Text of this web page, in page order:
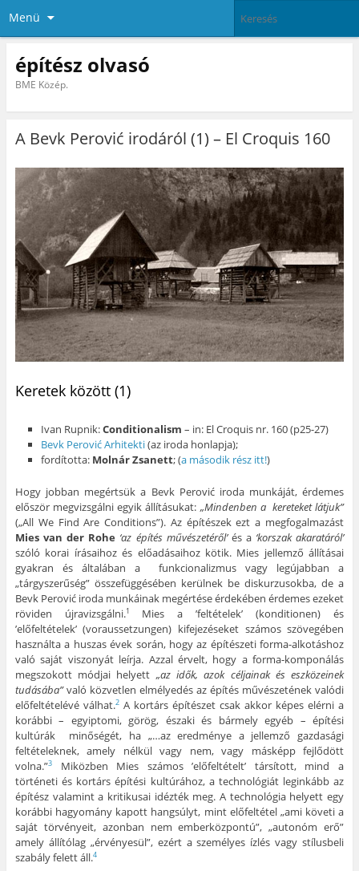
Menü
építész olvasó
BME Közép.
A Bevk Perović irodáról (1) – El Croquis 160
Keretek között (1)
Ivan Rupnik:Conditionalism – in: El Croquis nr. 160 (p25-27)
Bevk Perović Arhitekti(az iroda honlapja);
fordította: Molnár Zsanett; (a második rész itt!)
Hogy jobban megértsük a Bevk Perović iroda munkáját, érdemes
először megvizsgálni egyik állításukat: „Mindenben a kereteket látjuk”
(„All We Find Are Conditions”). Az építészek ezt a megfogalmazást
Mies van der Rohe ‘az építés művészetéről’és a ‘korszak akaratáról’
szóló korai írásaihoz és előadásaihoz kötik. Mies jellemző állításai
gyakran és általában a funkcionalizmus vagy legújabban a
„tárgyszerűség” összefüggésében kerülnek be diskurzusokba, de a
Bevk Perović iroda munkáinak megértése érdekében érdemes ezeket
röviden újravizsgálni.1 Mies a ’feltételek’ (konditionen) és
’előfeltételek’ (voraussetzungen) kifejezéseket számos szövegében
használta a huszas évek során, hogy az építészeti forma-alkotáshoz
való saját viszonyát leírja. Azzal érvelt, hogy a forma-komponálás
megszokott módjai helyett „az idők, azok céljainak és eszközeinek
tudásába”való közvetlen elmélyedés az építés művészetének valódi
előfeltételévé válhat.2 A kortárs építészet csak akkor képes elérni a
korábbi – egyiptomi, görög, északi és bármely egyéb – építési
kultúrák minőségét, ha „…az eredménye a jellemző gazdasági
feltételeknek, amely nélkül vagy nem, vagy másképp fejlődött
volna.”3Miközben Mies számos ’előfeltételt’ társított, mind a
történeti és kortárs építési kultúrához, a technológiát leginkább az
építész valamint a kritikusai idézték meg. A technológia helyett egy
korábbi hagyomány kapott hangsúlyt, mint előfeltétel „ami követi a
saját törvényeit, azonban nem emberközpontú”, „autonóm erő”
amely állítólag „érvényesül”, ezért a személyes ízlés vagy stílusbeli
szabály felett áll.4